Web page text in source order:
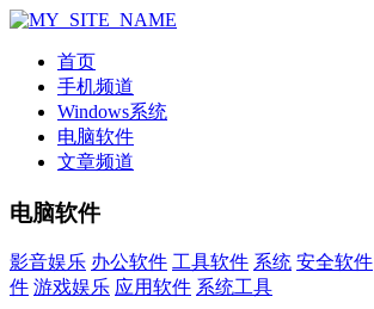
首页
手机频道
Windows系统
电脑软件
文章频道
电脑软件
影音娱乐 办公软件 工具软件 系统 安全软件
件 游戏娱乐 应用软件 系统工具